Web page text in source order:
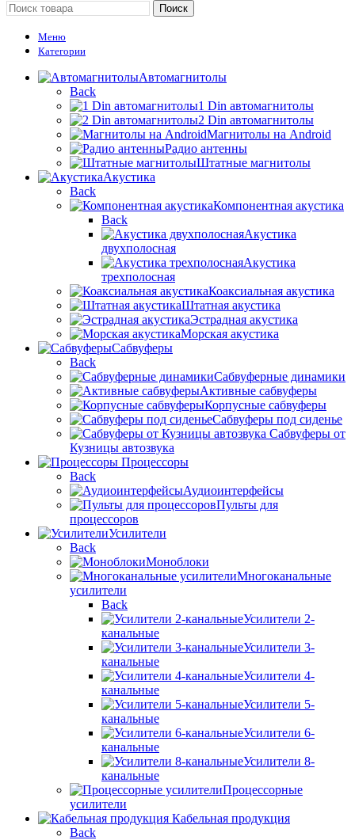
Поиск
Меню
Категории
Автомагнитолы
Back
1 Din автомагнитолы
2 Din автомагнитолы
Магнитолы на Android
Радио антенны
Штатные магнитолы
Акустика
Back
Компонентная акустика
Back
Акустика
двухполосная
Акустика
трехполосная
Коаксиальная акустика
Штатная акустика
Эстрадная акустика
Морская акустика
Сабвуферы
Back
Сабвуферные динамики
Активные сабвуферы
Корпусные сабвуферы
Сабвуферы под сиденье
Сабвуферы от
Кузницы автозвука
Процессоры
Back
Аудиоинтерфейсы
Пульты для
процессоров
Усилители
Back
Моноблоки
Многоканальные
усилители
Back
Усилители 2-
канальные
Усилители 3-
канальные
Усилители 4-
канальные
Усилители 5-
канальные
Усилители 6-
канальные
Усилители 8-
канальные
Процессорные
усилители
Кабельная продукция
Back